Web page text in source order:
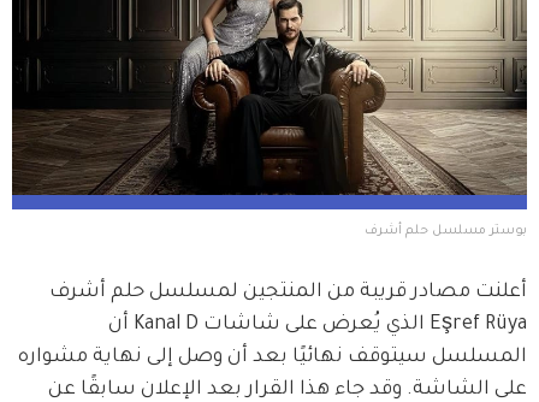
بوستر مسلسل حلم أشرف
أعلنت مصادر قريبة من المنتجين لمسلسل حلم أشرف
Eşref Rüya الذي يُعرض على شاشات Kanal D أن
المسلسل سيتوقف نهائيًا بعد أن وصل إلى نهاية مشواره
على الشاشة. وقد جاء هذا القرار بعد الإعلان سابقًا عن